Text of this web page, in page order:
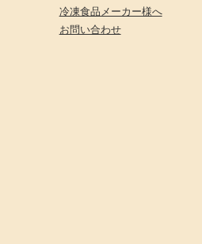
冷凍食品メーカー様へ
お問い合わせ